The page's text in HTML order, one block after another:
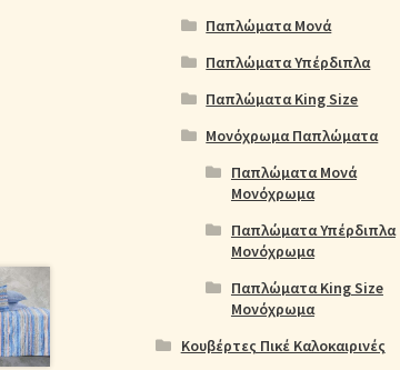
Παπλώματα Μονά
Παπλώματα Υπέρδιπλα
Παπλώματα King Size
Μονόχρωμα Παπλώματα
Παπλώματα Μονά
Μονόχρωμα
Παπλώματα Υπέρδιπλα
Μονόχρωμα
Παπλώματα King Size
Μονόχρωμα
Κουβέρτες Πικέ Καλοκαιρινές